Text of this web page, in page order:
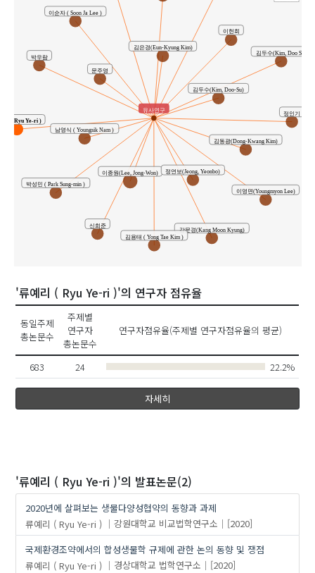
강문경(Kang Moon Kyung)
김동광(Dong-Kwang Kim)
김두수(Kim, Doo Su)
김두수(Kim, Doo-Su)
김용태 ( Yong Tae Kim )
김은경(Eun-Kyung Kim)
남영식 ( Youngsik Nam )
문주영
박성민 ( Park Sung-min )
박우람
신희준
이순자 ( Soon Ja Lee )
이영면(Youngmyon Lee)
이종원(Lee, Jong-Won)
이헌희
정연보(Jeong, Yeonbo)
정인기
리 ( Ryu Ye-ri )
유사연구
'류예리 ( Ryu Ye-ri )'의 연구자 점유율
동일주제
총논문수
주제별
연구자
총논문수
연구자점유율(주제별 연구자점유율의 평균)
683 24 22.2%
자세히
'류예리 ( Ryu Ye-ri )'의 발표논문(2)
2020년에 살펴보는 생물다양성협약의 동향과 과제
류예리 ( Ryu Ye-ri )
강원대학교 비교법학연구소
[2020]
국제환경조약에서의 합성생물학 규제에 관한 논의 동향 및 쟁점
류예리 ( Ryu Ye-ri )
경상대학교 법학연구소 [2020]